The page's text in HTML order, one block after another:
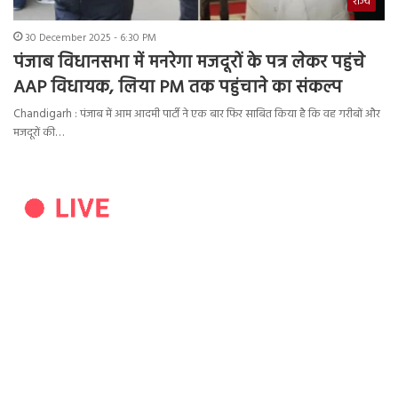
30 December 2025 - 6:30 PM
पंजाब विधानसभा में मनरेगा मजदूरों के पत्र लेकर पहुंचे
AAP विधायक, लिया PM तक पहुंचाने का संकल्प
Chandigarh : पंजाब में आम आदमी पार्टी ने एक बार फिर साबित किया है कि वह गरीबों और
मजदूरों की…